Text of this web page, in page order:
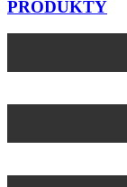
PRODUKTY